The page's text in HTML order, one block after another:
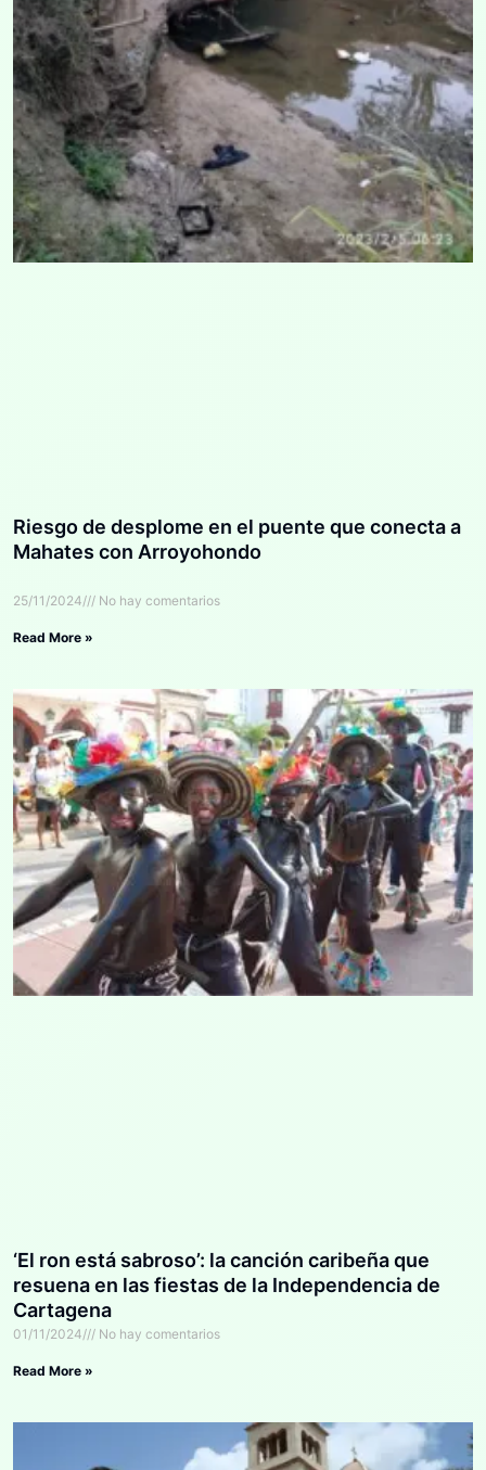
Riesgo de desplome en el puente que conecta a
Mahates con Arroyohondo
25/11/2024 No hay comentarios
Read More »
‘El ron está sabroso’: la canción caribeña que
resuena en las fiestas de la Independencia de
Cartagena
01/11/2024 No hay comentarios
Read More »